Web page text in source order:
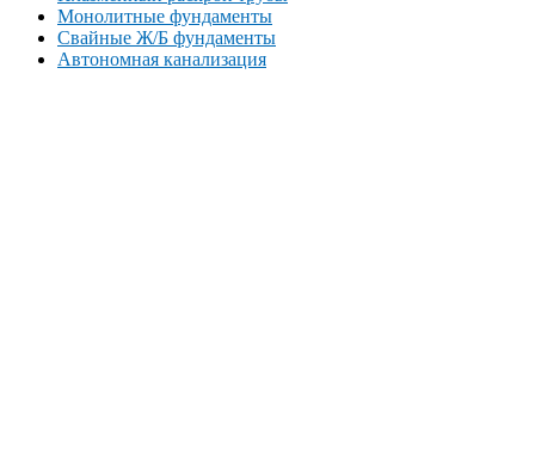
Монолитные фундаменты
Свайные Ж/Б фундаменты
Автономная канализация